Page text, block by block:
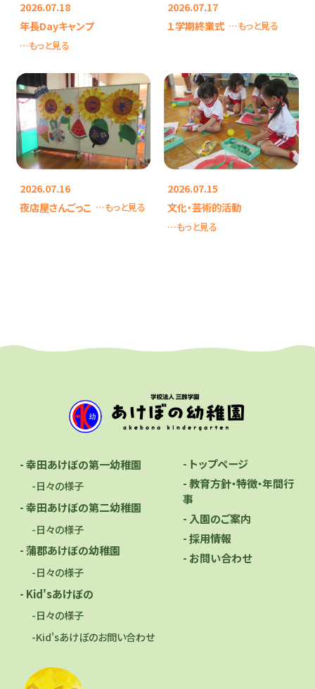
2026.07.18
年長Dayキャンプ
…もっと見る
2026.07.17
１学期終業式 …もっと見る
2026.07.16
夜店屋さんごっこ …もっと見る
2026.07.15
文化・芸術的活動
…もっと見る
- 幸田あけぼの第一幼稚園
-日々の様子
- 幸田あけぼの第二幼稚園
-日々の様子
- 蒲郡あけぼの幼稚園
-日々の様子
- Kid'sあけぼの
-日々の様子
-Kid'sあけぼのお問い合わせ
- トップページ
- 教育方針・特徴・年間行
事
- 入園のご案内
- 採用情報
- お問い合わせ